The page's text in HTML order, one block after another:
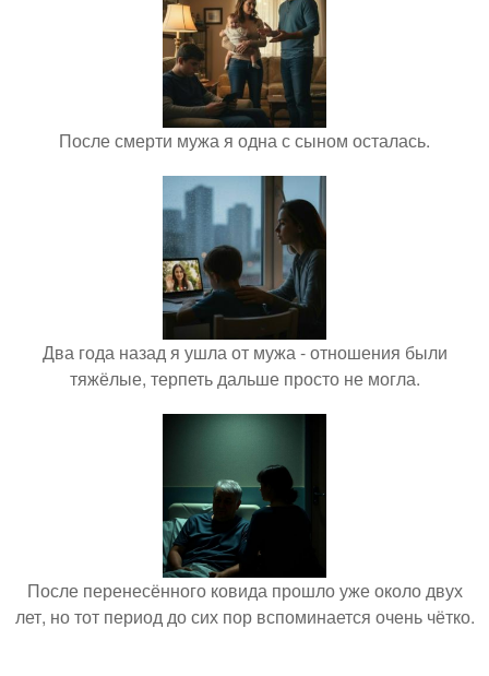
После смерти мужа я одна с сыном осталась.
Два года назад я ушла от мужа - отношения были
тяжёлые, терпеть дальше просто не могла.
После перенесённого ковида прошло уже около двух
лет, но тот период до сих пор вспоминается очень чётко.